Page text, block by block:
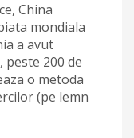
China
mondiala
a avut
peste 200 de
o metoda
(pe lemn